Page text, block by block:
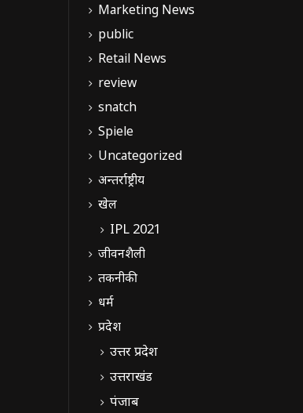
Marketing News
public
Retail News
review
snatch
Spiele
Uncategorized
अन्तर्राष्ट्रीय
खेल
IPL 2021
जीवनशैली
तकनीकी
धर्म
प्रदेश
उत्तर प्रदेश
उत्तराखंड
पंजाब